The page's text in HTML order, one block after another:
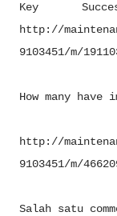
Key
http://
9103451/m/
How many have
http://
9103451/m/
Salah satu